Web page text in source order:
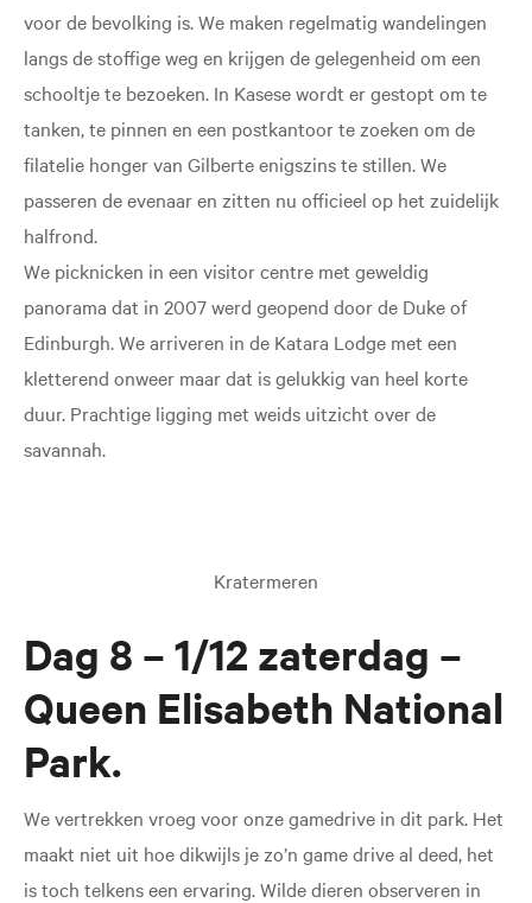
voor de bevolking is. We maken regelmatig wandelingen
langs de stoffige weg en krijgen de gelegenheid om een
schooltje te bezoeken. In Kasese wordt er gestopt om te
tanken, te pinnen en een postkantoor te zoeken om de
filatelie honger van Gilberte enigszins te stillen. We
passeren de evenaar en zitten nu officieel op het zuidelijk
halfrond.
We picknicken in een visitor centre met geweldig
panorama dat in 2007 werd geopend door de Duke of
Edinburgh. We arriveren in de Katara Lodge met een
kletterend onweer maar dat is gelukkig van heel korte
duur. Prachtige ligging met weids uitzicht over de
savannah.
Kratermeren
Dag 8 – 1/12 zaterdag –
Queen Elisabeth National
Park.
We vertrekken vroeg voor onze gamedrive in dit park. Het
maakt niet uit hoe dikwijls je zo’n game drive al deed, het
is toch telkens een ervaring. Wilde dieren observeren in